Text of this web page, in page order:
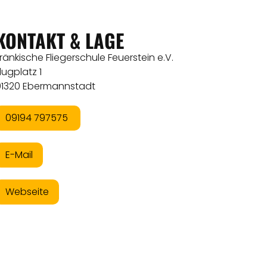
& LAGE
Fliegerschule Feuerstein e.V.
1
Ebermannstadt
09194 797575
E-Mail
Webseite